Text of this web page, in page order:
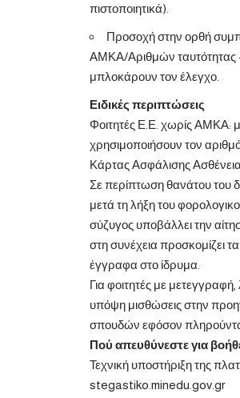
πιστοποιητικά).
Προσοχή στην ορθή
ΑΜΚΑ/Αριθμών
μπλοκάρουν τον έλεγχο.
Ειδικές περιπτώσεις
Φοιτητές Ε.Ε. χωρίς ΑΜΚΑ:
χρησιμοποιήσουν τον
Κάρτας Ασφάλισης
Σε περίπτωση θανάτου του
μετά τη λήξη του
σύζυγος υποβάλλει την
στη συνέχεια προσκομίζει
έγγραφα στο ίδρυμα.
Για φοιτητές με
υπόψη μισθώσεις στην
σπουδών εφόσον
Πού απευθύνεστε για
Τεχνική υποστήριξη της
stegastiko.minedu.gov.gr